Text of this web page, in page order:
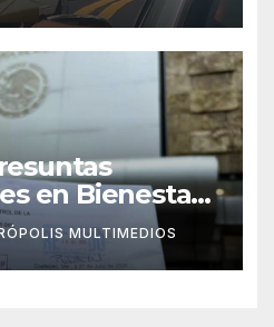
en Bienestar
MULTIMEDIOS